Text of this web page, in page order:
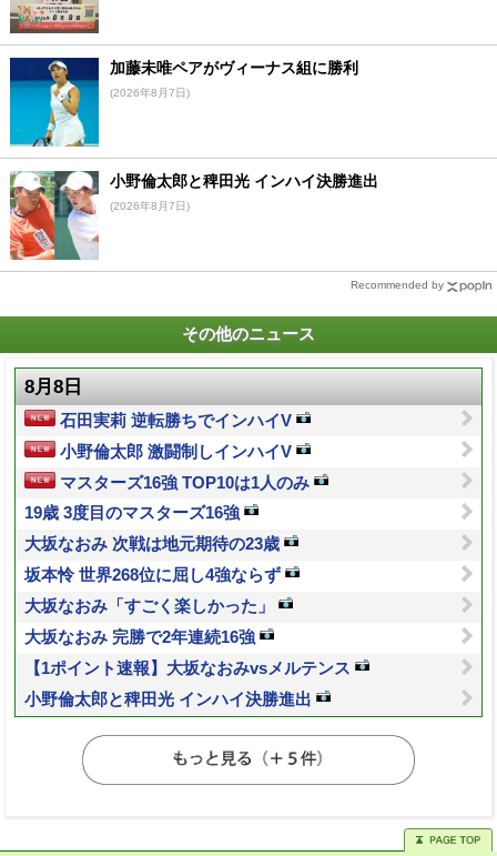
加藤未唯ペアがヴィーナス組に勝利
(2026年8月7日)
小野倫太郎と稗田光 インハイ決勝進出
(2026年8月7日)
Recommended by
その他のニュース
8月8日
石田実莉 逆転勝ちでインハイV
小野倫太郎 激闘制しインハイV
マスターズ16強 TOP10は1人のみ
19歳 3度目のマスターズ16強
大坂なおみ 次戦は地元期待の23歳
坂本怜 世界268位に屈し4強ならず
大坂なおみ「すごく楽しかった」
大坂なおみ 完勝で2年連続16強
【1ポイント速報】大坂なおみvsメルテンス
小野倫太郎と稗田光 インハイ決勝進出